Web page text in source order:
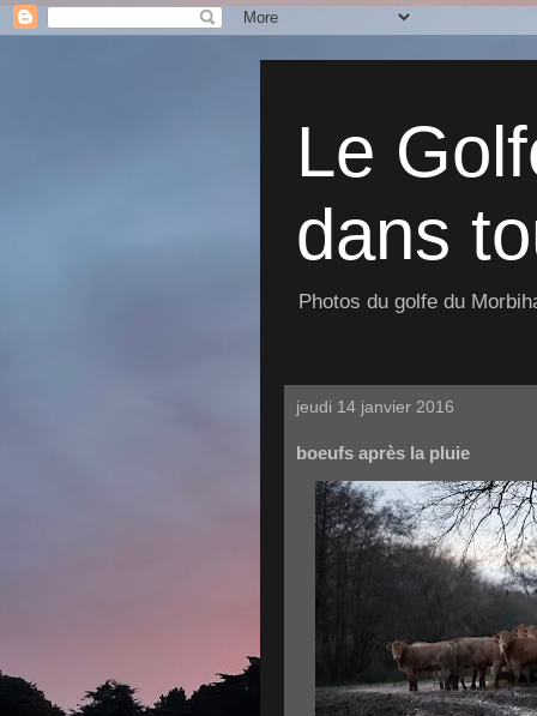
Le
dans
Photos du golfe du
jeudi 14 janvier 2016
boeufs après la pluie